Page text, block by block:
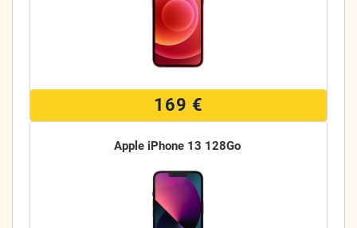
169 €
Apple iPhone 13 128Go